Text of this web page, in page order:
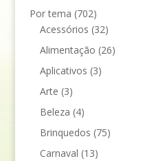
Por tema (702)
Acessórios (32)
Alimentação (26)
Aplicativos (3)
Arte (3)
Beleza (4)
Brinquedos (75)
Carnaval (13)